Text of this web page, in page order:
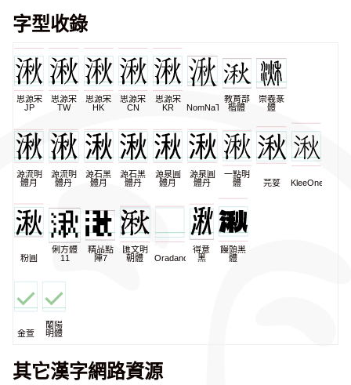
字型收錄
思源宋
JP
思源宋
TW
思源宋
HK
思源宋
CN
思源宋
KR
NomNaTong
教育部
楷體
崇羲篆
體
源流明
體月
源流明
體丹
源石黑
體月
源石黑
體丹
源泉圓
體月
源泉圓
體丹
一點明
體
芫荽 KleeOne
粉圓
俐方體
11
精品點
陣7
匯文明
朝體
Oradano
得意
黑
饅頭黑
體
金萱
蘭陽
明體
其它漢字網路資源